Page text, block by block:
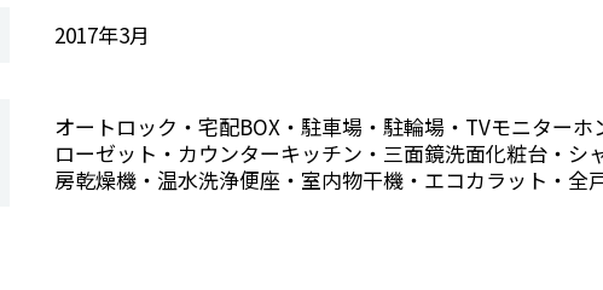
2017年3月
オートロック・宅配BOX・駐車場・駐輪場・TVモニター
ローゼット・カウンターキッチン・三面鏡洗面化粧台・シ
房乾燥機・温水洗浄便座・室内物干機・エコカラット・全